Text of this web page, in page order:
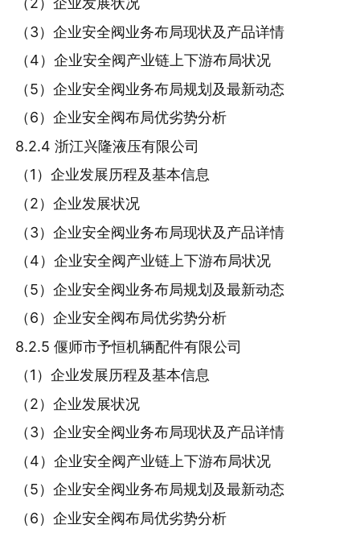
（3）企业安全阀业务布局现状及产品详情
（4）企业安全阀产业链上下游布局状况
（5）企业安全阀业务布局规划及最新动态
（6）企业安全阀布局优劣势分析
8.2.4 浙江兴隆液压有限公司
（1）企业发展历程及基本信息
（2）企业发展状况
（3）企业安全阀业务布局现状及产品详情
（4）企业安全阀产业链上下游布局状况
（5）企业安全阀业务布局规划及最新动态
（6）企业安全阀布局优劣势分析
8.2.5 偃师市予恒机辆配件有限公司
（1）企业发展历程及基本信息
（2）企业发展状况
（3）企业安全阀业务布局现状及产品详情
（4）企业安全阀产业链上下游布局状况
（5）企业安全阀业务布局规划及最新动态
（6）企业安全阀布局优劣势分析